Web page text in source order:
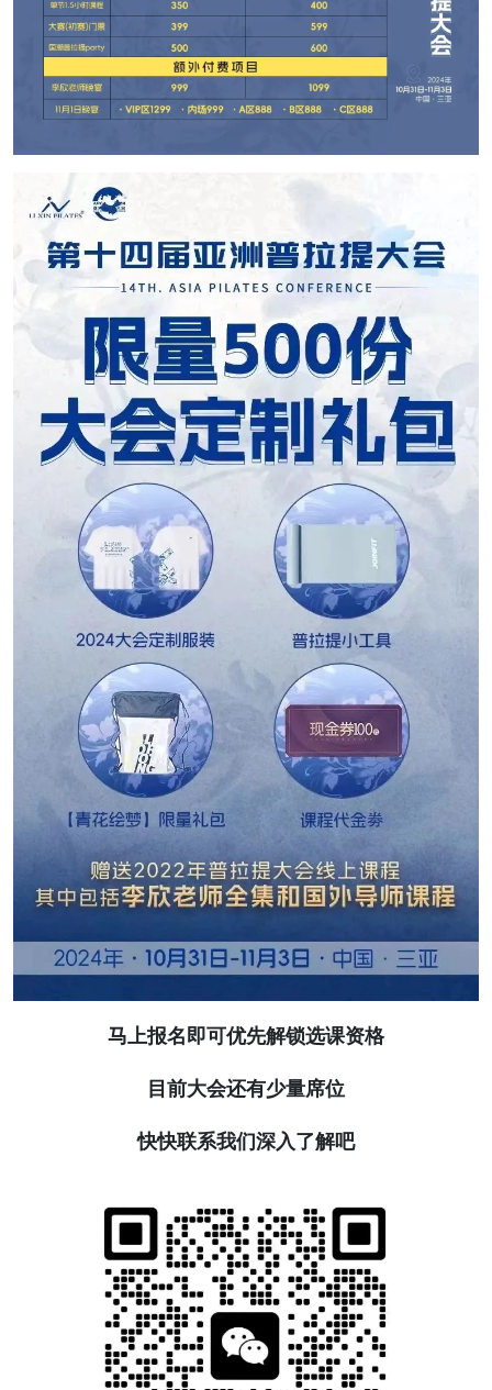
马上报名即可优先解锁选课资格
目前大会还有少量席位
快快联系我们深入了解吧